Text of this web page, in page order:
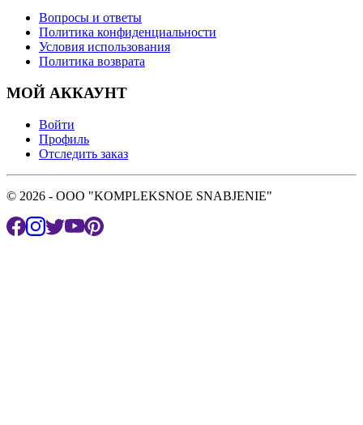
Вопросы и ответы
Политика конфиденциальности
Условия использования
Политика возврата
МОЙ АККАУНТ
Войти
Профиль
Отследить заказ
© 2026 - OOO "KOMPLEKSNOE SNABJENIE"